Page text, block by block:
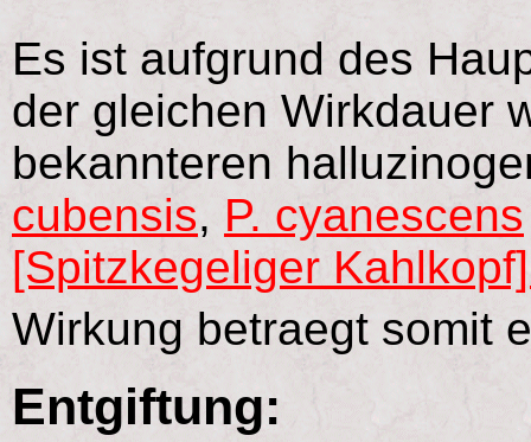
Es ist aufgrund des
der gleichen Wirkdauer
bekannteren
cubensis, P. cyanescens
[Spitzkegeliger
Wirkung betraegt somit
Entgiftung: